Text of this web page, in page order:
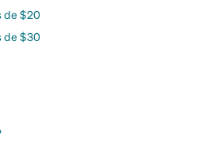
de $20
de $30